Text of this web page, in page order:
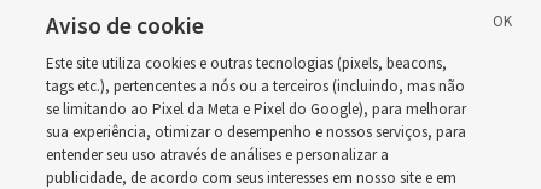
em Wyoming
A dedicação do Templo Cody Wyoming em outubro será
a primeira realizada por Élder Clark G. Gilbert
Aviso de cookie
Este site utiliza cookies e outras tecnologias (pixels, beacons,
tags etc.), pertencentes a nós ou a terceiros (incluindo, mas não
se limitando ao Pixel da Meta e Pixel do Google), para melhorar
sua experiência, otimizar o desempenho e nossos serviços, para
entender seu uso através de análises e personalizar a
publicidade, de acordo com seus interesses em nosso site e em